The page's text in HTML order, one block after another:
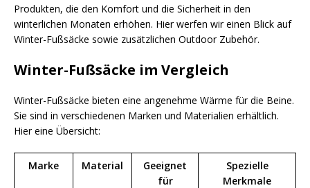
Produkten, die den Komfort und die Sicherheit in den
winterlichen Monaten erhöhen. Hier werfen wir einen Blick auf
Winter-Fußsäcke sowie zusätzlichen Outdoor Zubehör.
Winter-Fußsäcke im Vergleich
Winter-Fußsäcke bieten eine angenehme Wärme für die Beine.
Sie sind in verschiedenen Marken und Materialien erhältlich.
Hier eine Übersicht:
Marke Material
Geeignet
für
Spezielle
Merkmale